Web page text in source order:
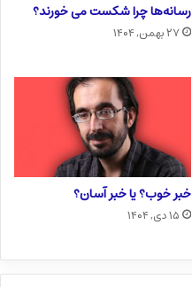
رسانه‌ها چرا شکست می خورند؟
۲۷ بهمن, ۱۴۰۴
خبر خوب؟ یا خبر آسان؟
۱۵ دی, ۱۴۰۴